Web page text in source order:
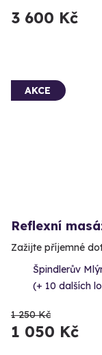
3 600 Kč
AKCE
Reflexní
Zažijte příjemné
Špindlerův
(+ 10 dalších
1 250 Kč
1 050 Kč